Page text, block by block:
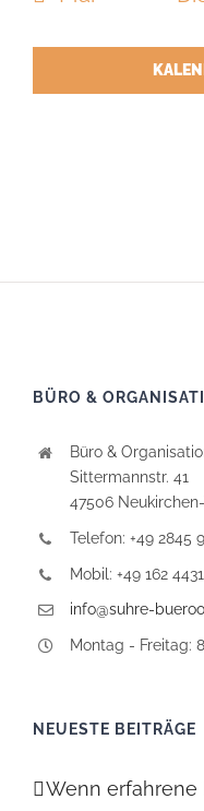
BÜRO &
Büro &
Sittermannstr. 41
47506
Telefon: +49 2845
Mobil: +49 162
info@suhre-
Montag - Freitag:
NEUESTE BEITRÄGE
Wenn